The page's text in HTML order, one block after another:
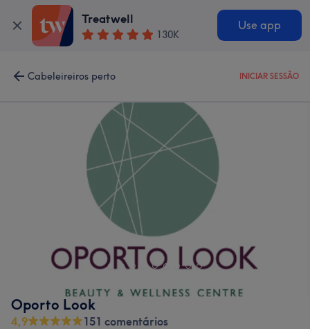
Treatwell
130K
Use app
Cabeleireiros perto INICIAR SESSÃO
Oporto Look
4,9
151 comentários